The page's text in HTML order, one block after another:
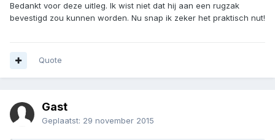
Bedankt voor deze uitleg. Ik wist niet dat hij aan een rugzak
bevestigd zou kunnen worden. Nu snap ik zeker het praktisch nut!
Quote
Gast
Geplaatst: 29 november 2015